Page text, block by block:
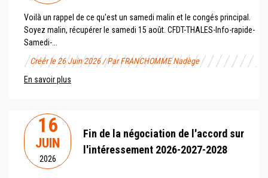
Voilà un rappel de ce qu'est un samedi malin et le congés principal.
Soyez malin, récupérer le samedi 15 août. CFDT-THALES-Info-rapide-
Samedi-...
Créér le 26 Juin 2026 / Par FRANCHOMME Nadège
En savoir plus
16
JUIN
2026
Fin de la négociation de l'accord sur
l'intéressement 2026-2027-2028